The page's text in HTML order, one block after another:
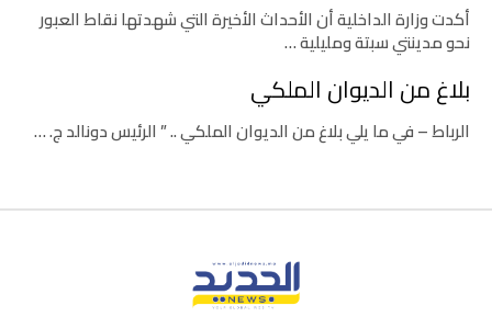
أكدت وزارة الداخلية أن الأحداث الأخيرة التي شهدتها نقاط العبور
نحو مدينتي سبتة ومليلية …
بلاغ من الديوان الملكي
الرباط – في ما يلي بلاغ من الديوان الملكي .. ” الرئيس دونالد ج. …